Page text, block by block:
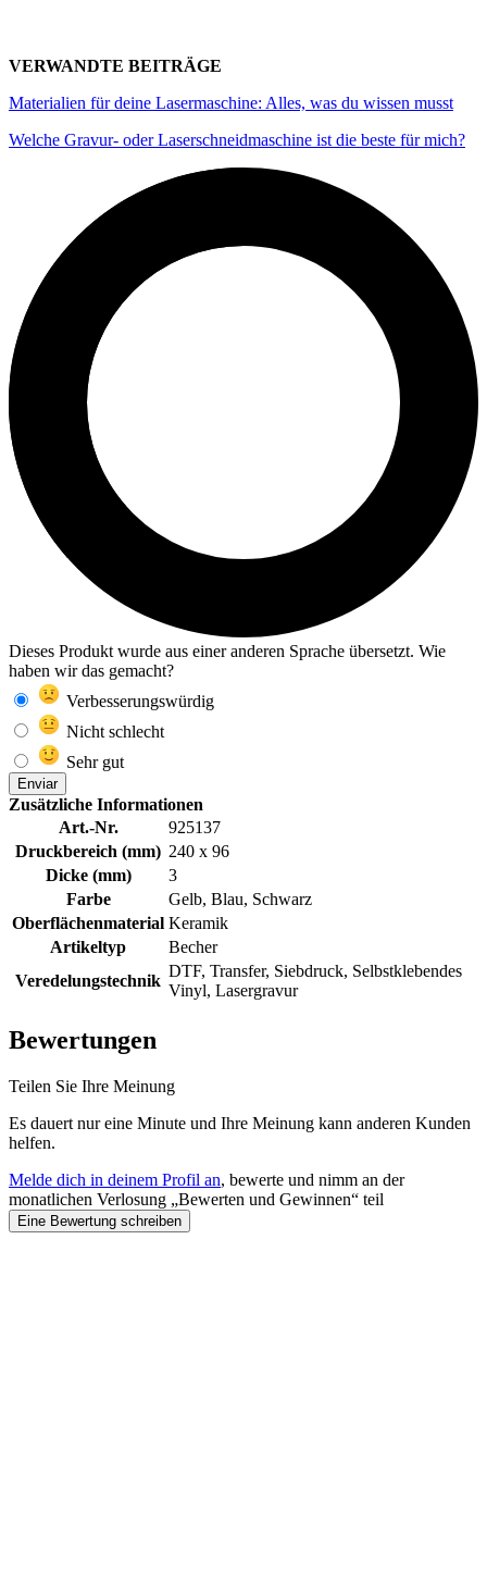
VERWANDTE BEITRÄGE
Materialien für deine Lasermaschine: Alles, was du wissen musst
Welche Gravur- oder Laserschneidmaschine ist die beste für mich?
Dieses Produkt wurde aus einer anderen Sprache übersetzt. Wie
haben wir das gemacht?
Verbesserungswürdig
Nicht schlecht
Sehr gut
Enviar
Zusätzliche Informationen
Art.-Nr.
925137
Druckbereich (mm) 240 x 96
Dicke (mm)
3
Farbe
Gelb, Blau, Schwarz
Oberflächenmaterial Keramik
Artikeltyp
Becher
Veredelungstechnik
DTF, Transfer, Siebdruck, Selbstklebendes
Vinyl, Lasergravur
Bewertungen
Teilen Sie Ihre Meinung
Es dauert nur eine Minute und Ihre Meinung kann anderen Kunden
helfen.
Melde dich in deinem Profil an, bewerte und nimm an der
monatlichen Verlosung „Bewerten und Gewinnen“ teil
Eine Bewertung schreiben